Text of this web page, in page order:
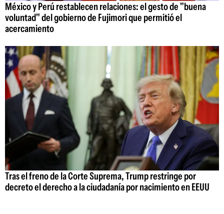
México y Perú restablecen relaciones: el gesto de "buena
voluntad" del gobierno de Fujimori que permitió el
acercamiento
Tras el freno de la Corte Suprema, Trump restringe por
decreto el derecho a la ciudadanía por nacimiento en EEUU